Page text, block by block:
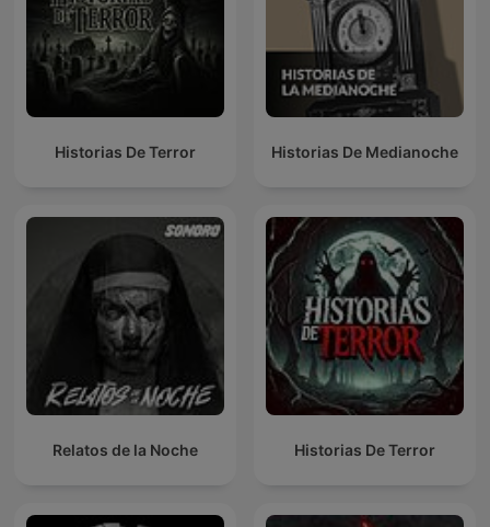
Historias De Terror Historias De Medianoche
Relatos de la Noche Historias De Terror